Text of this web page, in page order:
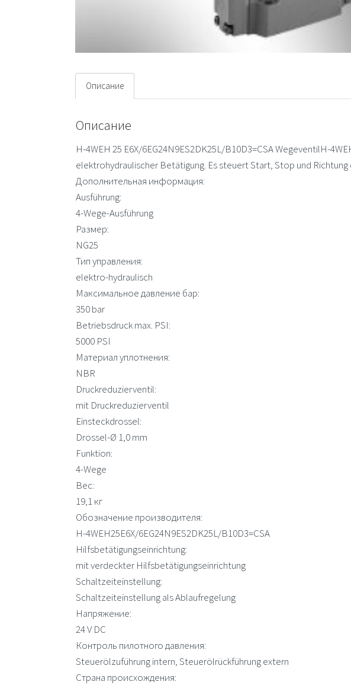
Описание
Описание
H-4WEH 25 E6X/6EG24N9ES2DK25L/B10D3=CSA WegeventilH-
elektrohydraulischer Betätigung. Es steuert Start, Stop und
Дополнительная информация:
Ausführung:
4-Wege-Ausführung
Размер:
NG25
Тип управления:
elektro-hydraulisch
Максимальное давление бар:
350 bar
Betriebsdruck max. PSI:
5000 PSI
Материал уплотнения:
NBR
Druckreduzierventil:
mit Druckreduzierventil
Einsteckdrossel:
Drossel-Ø 1,0 mm
Funktion:
4-Wege
Вес:
19,1 кг
Обозначение производителя:
H-4WEH25E6X/6EG24N9ES2DK25L/B10D3=CSA
Hilfsbetätigungseinrichtung:
mit verdeckter Hilfsbetätigungseinrichtung
Schaltzeiteinstellung:
Schaltzeiteinstellung als Ablaufregelung
Напряжение:
24 V DC
Контроль пилотного давления:
Steuerölzuführung intern, Steuerölrückführung extern
Страна происхождения: